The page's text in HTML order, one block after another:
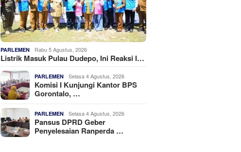
PARLEMEN Rabu 5 Agustus, 2026
Listrik Masuk Pulau Dudepo, Ini Reaksi I…
PARLEMEN Selasa 4 Agustus, 2026
Komisi I Kunjungi Kantor BPS
Gorontalo, …
PARLEMEN Selasa 4 Agustus, 2026
Pansus DPRD Geber
Penyelesaian Ranperda …